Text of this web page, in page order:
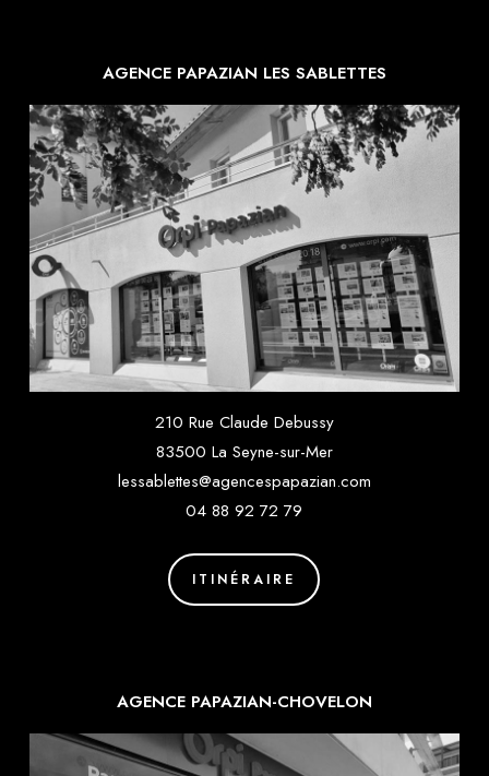
AGENCE PAPAZIAN LES SABLETTES
210 Rue Claude Debussy
83500 La Seyne-sur-Mer
lessablettes@agencespapazian.com
04 88 92 72 79
ITINÉRAIRE
AGENCE PAPAZIAN-CHOVELON